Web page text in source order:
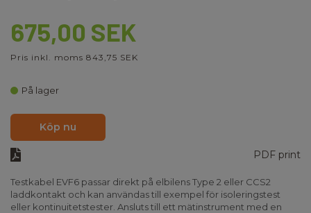
675,00 SEK
Pris inkl. moms 843,75 SEK
På lager
Köp nu
PDF print
Testkabel EVF6 passar direkt på elbilens Type 2 eller CCS2
laddkontakt och kan användas till exempel för isoleringstest
eller kontinuitetstester. Ansluts till ett mätinstrument med en